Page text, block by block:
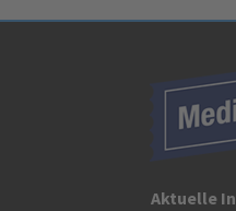
Aktuelle